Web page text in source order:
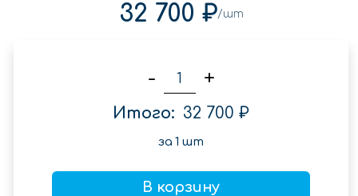
32 700 ₽/шт
- +
Итого: 32 700 ₽
за 1 шт
В корзину